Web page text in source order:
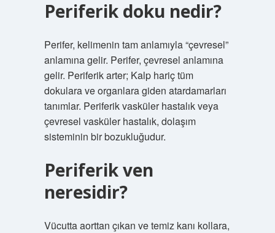
Periferik doku nedir?
Perifer, kelimenin tam anlamıyla “çevresel”
anlamına gelir. Perifer, çevresel anlamına
gelir. Periferik arter; Kalp hariç tüm
dokulara ve organlara giden atardamarları
tanımlar. Periferik vasküler hastalık veya
çevresel vasküler hastalık, dolaşım
sisteminin bir bozukluğudur.
Periferik ven
neresidir?
Vücutta aorttan çıkan ve temiz kanı kollara,